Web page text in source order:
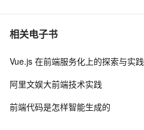
相关电子书
Vue.js 在前端服务化上的探索与实践
阿里文娱大前端技术实践
前端代码是怎样智能生成的